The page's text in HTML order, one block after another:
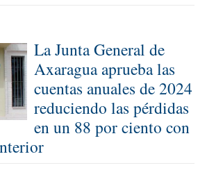
La Junta General de
Axaragua aprueba las
cuentas anuales de 2024
reduciendo las pérdidas
en un 88 por ciento con